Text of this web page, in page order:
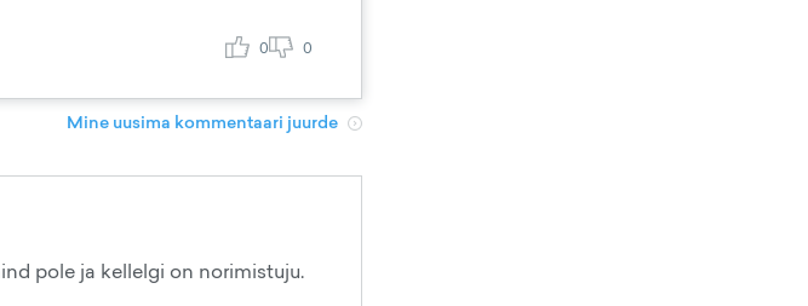
0 0
Mine uusima kommentaari juurde
pole ja kellelgi on norimistuju.